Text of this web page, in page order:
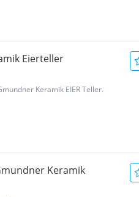
Eierteller
Keramik EIER Teller.
Keramik